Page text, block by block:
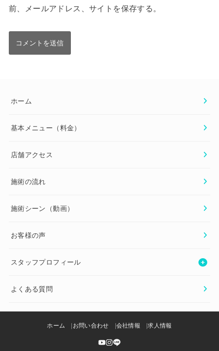
前、メールアドレス、サイトを保存する。
ホーム
基本メニュー（料金）
店舗アクセス
施術の流れ
施術シーン（動画）
お客様の声
スタッフプロフィール
よくある質問
ホーム お問い合わせ 会社情報 求人情報